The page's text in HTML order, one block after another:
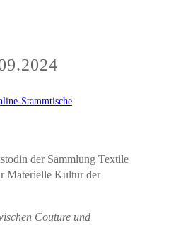
Stammtische
der Sammlung Textile
Materielle Kultur der
Couture und